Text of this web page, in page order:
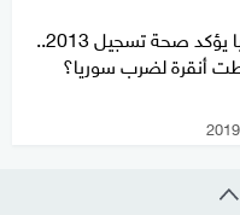
قضاء تركيا يؤكد صحة تسجيل 2013..
أنقرة لضرب سوريا؟